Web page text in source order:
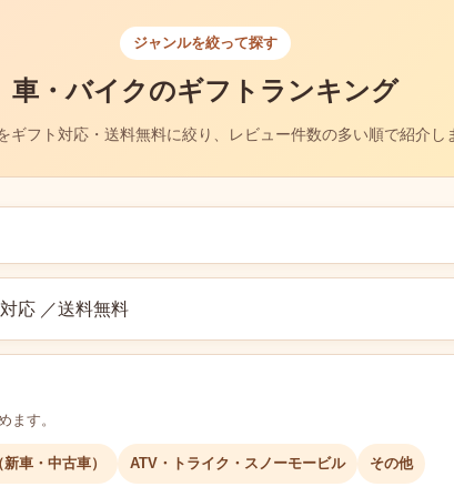
ジャンルを絞って探す
車・バイクのギフトランキング
ギフト対応・送料無料に絞り、レビュー件数の多い順で紹介し
応 ／送料無料
ます。
車・中古車） ATV・トライク・スノーモービル その他